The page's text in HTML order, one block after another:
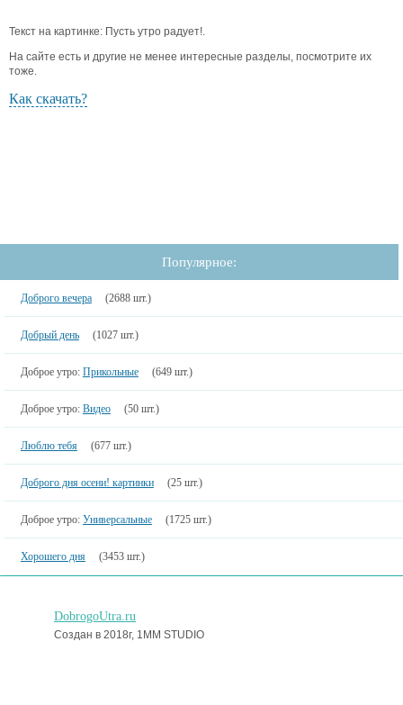
Текст на картинке: Пусть утро радует!.
На сайте есть и другие не менее интересные разделы, посмотрите их
тоже.
Как скачать?
Популярное:
Доброго вечера (2688 шт.)
Добрый день (1027 шт.)
Доброе утро: Прикольные (649 шт.)
Доброе утро: Видео (50 шт.)
Люблю тебя (677 шт.)
Доброго дня осени! картинки (25 шт.)
Доброе утро: Универсальные (1725 шт.)
Хорошего дня (3453 шт.)
DobrogoUtra.ru
Создан в 2018г, 1MM STUDIO